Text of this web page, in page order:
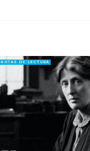
NOTAS DE LECTURA